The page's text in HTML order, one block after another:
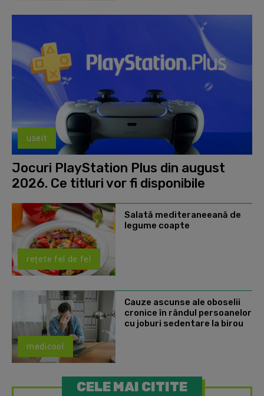
useit
Jocuri PlayStation Plus din august
2026. Ce titluri vor fi disponibile
rețete fel de fel
Salată mediteraneeană de
legume coapte
medicool
Cauze ascunse ale oboselii
cronice în rândul persoanelor
cu joburi sedentare la birou
CELE MAI CITITE